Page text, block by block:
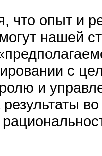
что опыт и
нашей
с
и